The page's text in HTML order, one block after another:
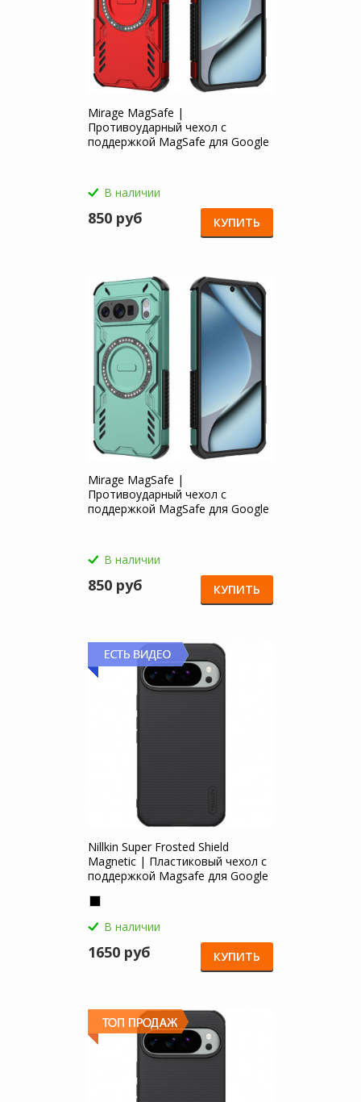
Mirage MagSafe |
Противоударный чехол с
поддержкой MagSafe для Google
В наличии
850 руб КУПИТЬ
Mirage MagSafe |
Противоударный чехол с
поддержкой MagSafe для Google
В наличии
850 руб КУПИТЬ
Nillkin Super Frosted Shield
Magnetic | Пластиковый чехол с
поддержкой Magsafe для Google
В наличии
1650 руб КУПИТЬ